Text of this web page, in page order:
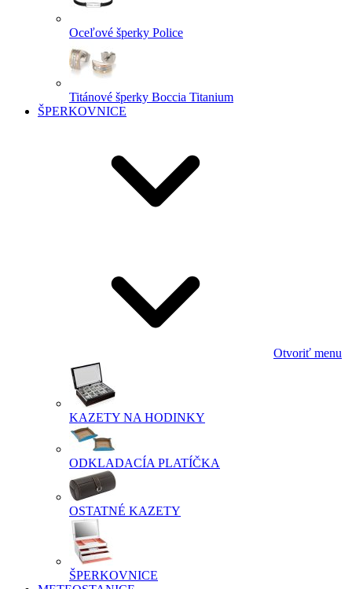
Oceľové šperky Police
Titánové šperky Boccia Titanium
ŠPERKOVNICE
Otvoriť menu
KAZETY NA HODINKY
ODKLADACÍA PLATÍČKA
OSTATNÉ KAZETY
ŠPERKOVNICE